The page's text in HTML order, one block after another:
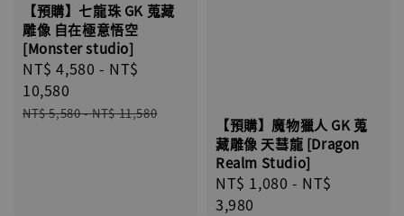
【預購】七龍珠 GK 蒐藏
雕像 自在極意悟空
[Monster studio]
Sale
price
NT$ 4,580 - NT$
10,580
Regular
NT$ 5,580-NT$ 11,580
【預購】魔物獵人 GK 蒐
藏雕像 天彗龍 [Dragon
Realm Studio]
Regular
price
NT$ 1,080 - NT$
3,980